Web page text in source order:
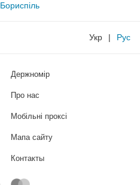
Бориспіль
Укр | Рус
Держномір
Про нас
Мобільні проксі
Мапа сайту
Контакты